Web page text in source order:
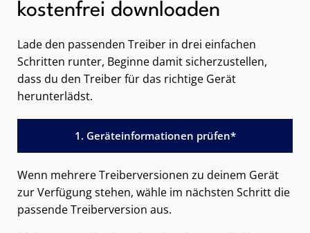
kostenfrei downloaden
Lade den passenden Treiber in drei einfachen
Schritten runter, Beginne damit sicherzustellen,
dass du den Treiber für das richtige Gerät
herunterlädst.
1. Geräteinformationen prüfen*
Wenn mehrere Treiberversionen zu deinem Gerät
zur Verfügung stehen, wähle im nächsten Schritt die
passende Treiberversion aus.